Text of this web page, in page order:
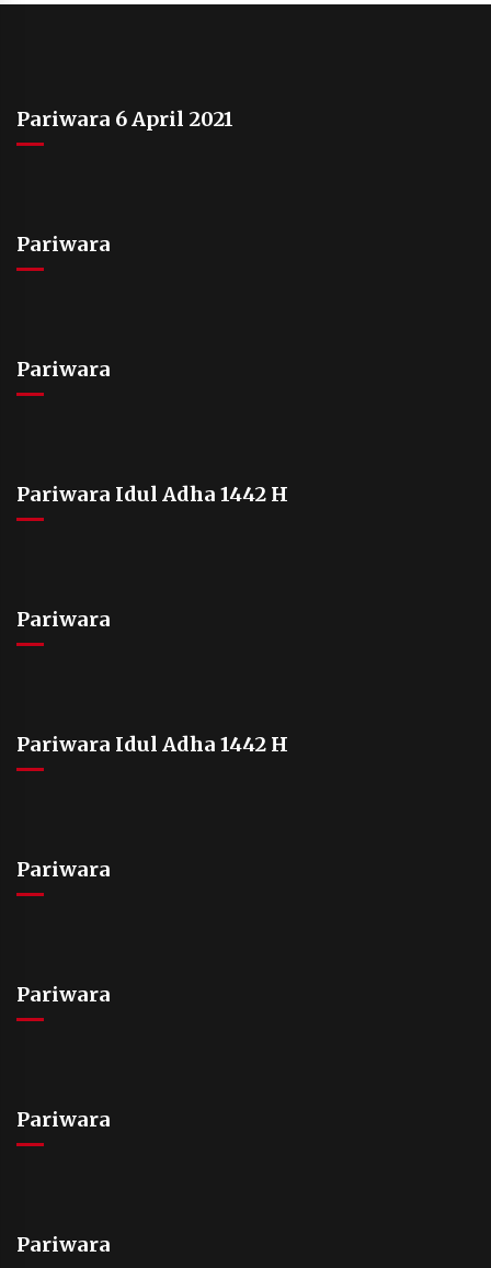
Pariwara 6 April 2021
Pariwara
Pariwara
Pariwara Idul Adha 1442 H
Pariwara
Pariwara Idul Adha 1442 H
Pariwara
Pariwara
Pariwara
Pariwara